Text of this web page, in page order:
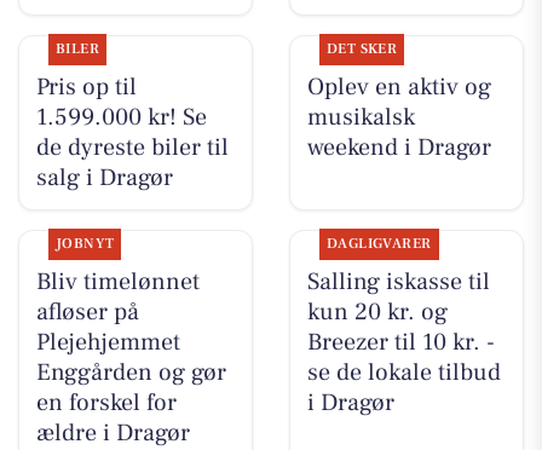
BILER
Pris op til
1.599.000 kr! Se
de dyreste biler til
salg i Dragør
DET SKER
Oplev en aktiv og
musikalsk
weekend i Dragør
JOBNYT
Bliv timelønnet
afløser på
Plejehjemmet
Enggården og gør
en forskel for
ældre i Dragør
DAGLIGVARER
Salling iskasse til
kun 20 kr. og
Breezer til 10 kr. -
se de lokale tilbud
i Dragør